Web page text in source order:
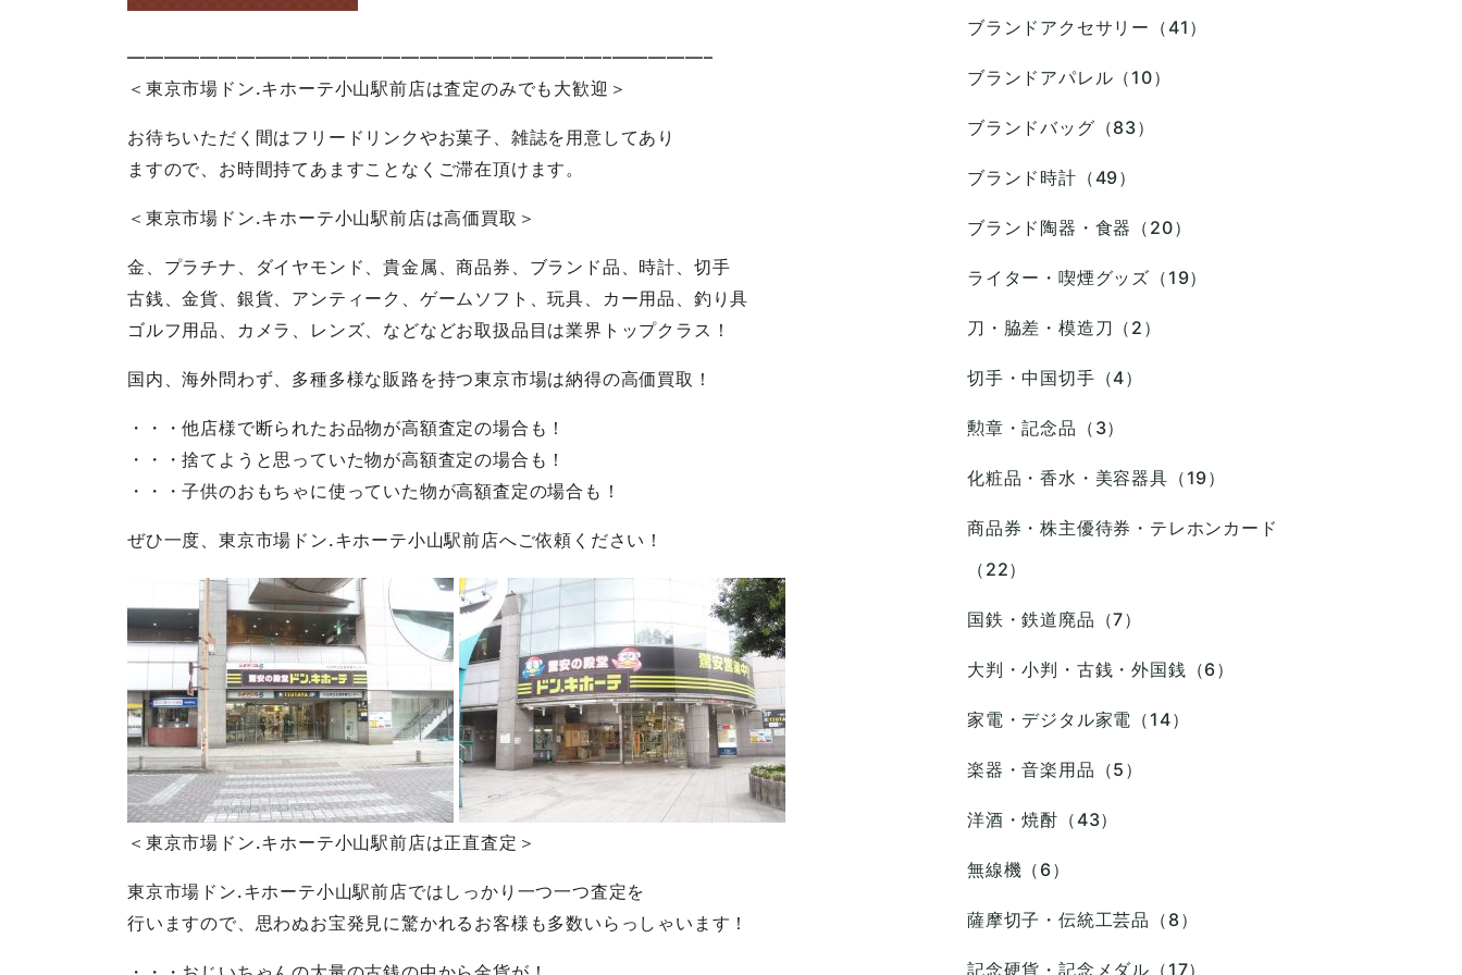
——————————————————————————–—————–
＜東京市場ドン.キホーテ小山駅前店は査定のみでも大歓迎＞
お待ちいただく間はフリードリンクやお菓子、雑誌を用意してあり
ますので、お時間持てあますことなくご滞在頂けます。
＜東京市場ドン.キホーテ小山駅前店は高価買取＞
金、プラチナ、ダイヤモンド、貴金属、商品券、ブランド品、時計、切手
古銭、金貨、銀貨、アンティーク、ゲームソフト、玩具、カー用品、釣り具
ゴルフ用品、カメラ、レンズ、などなどお取扱品目は業界トップクラス！
国内、海外問わず、多種多様な販路を持つ東京市場は納得の高価買取！
・・・他店様で断られたお品物が高額査定の場合も！
・・・捨てようと思っていた物が高額査定の場合も！
・・・子供のおもちゃに使っていた物が高額査定の場合も！
ぜひ一度、東京市場ドン.キホーテ小山駅前店へご依頼ください！
＜東京市場ドン.キホーテ小山駅前店は正直査定＞
東京市場ドン.キホーテ小山駅前店ではしっかり一つ一つ査定を
行いますので、思わぬお宝発見に驚かれるお客様も多数いらっしゃいます！
ブランドアクセサリー（41）
ブランドアパレル（10）
ブランドバッグ（83）
ブランド時計（49）
ブランド陶器・食器（20）
ライター・喫煙グッズ（19）
刀・脇差・模造刀（2）
切手・中国切手（4）
勲章・記念品（3）
化粧品・香水・美容器具（19）
商品券・株主優待券・テレホンカード
（22）
国鉄・鉄道廃品（7）
大判・小判・古銭・外国銭（6）
家電・デジタル家電（14）
楽器・音楽用品（5）
洋酒・焼酎（43）
無線機（6）
薩摩切子・伝統工芸品（8）
記念硬貨・記念メダル（17）